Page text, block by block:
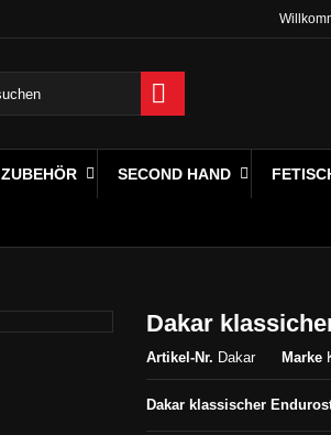

ZUBEHÖR SECOND HAND
Dakar
Artikel-Nr. Dakar Marke
Dakar klassischer